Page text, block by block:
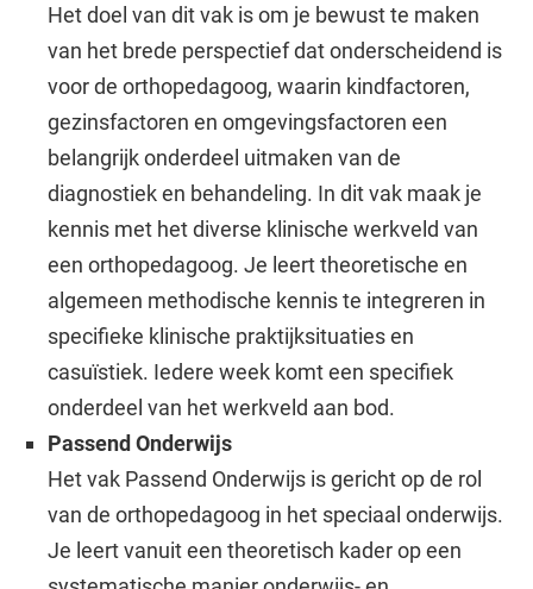
Het doel van dit vak is om je bewust te maken
van het brede perspectief dat onderscheidend is
voor de orthopedagoog, waarin kindfactoren,
gezinsfactoren en omgevingsfactoren een
belangrijk onderdeel uitmaken van de
diagnostiek en behandeling. In dit vak maak je
kennis met het diverse klinische werkveld van
een orthopedagoog. Je leert theoretische en
algemeen methodische kennis te integreren in
specifieke klinische praktijksituaties en
casuïstiek. Iedere week komt een specifiek
onderdeel van het werkveld aan bod.
Passend Onderwijs
Het vak Passend Onderwijs is gericht op de rol
van de orthopedagoog in het speciaal onderwijs.
Je leert vanuit een theoretisch kader op een